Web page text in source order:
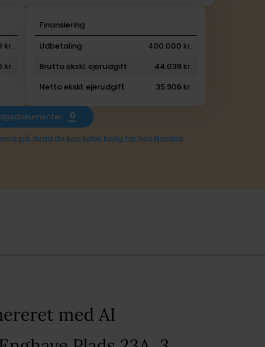
kr.
kr.
Finansiering
Udbetaling
400.000 kr.
Brutto ekskl. ejerudgift
44.039 kr.
Netto ekskl. ejerudgift
35.906 kr.
på, hvad du kan købe bolig for hos Nordea
med AI​